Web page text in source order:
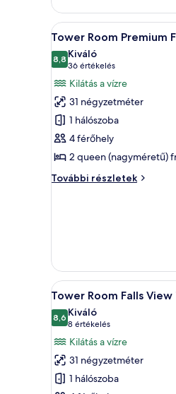
további
részletei
A
következő
szoba
összes
képének
megtekintése:
Tower
Room Premium
Falls
View Two
4
Tower Room Premium
8,810-ből 8,8
Kiváló
36 értékelés
(36
értékelés)
Kilátás a vízre
31 négyzetméter
1 hálószoba
4 férőhely
2 queen (nagyméretű)
További részletek
Tower
részletei
A
következő
szoba
összes
képének
megtekintése:
Tower
4
Tower Room Falls
8,610-ből 8,6
Kiváló
8 értékelés
(8
értékelés)
Kilátás a vízre
31 négyzetméter
1 hálószoba